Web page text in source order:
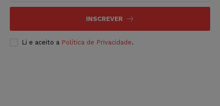
INSCREVER
Li e aceito a Política de Privacidade.